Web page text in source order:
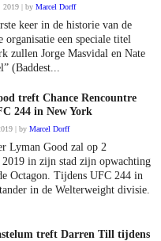
2019 | byMarcel Dorff
keer in de historie van de
organisatie een speciale titel
zullen Jorge Masvidal en Nate
(Baddest...
treft Chance Rencountre
244 in New York
| byMarcel Dorff
Lyman Good zal op 2
2019 in zijn stad zijn opwachting
Octagon. Tijdens UFC 244 in
in de Welterweight divisie.
treft Darren Till tijdens